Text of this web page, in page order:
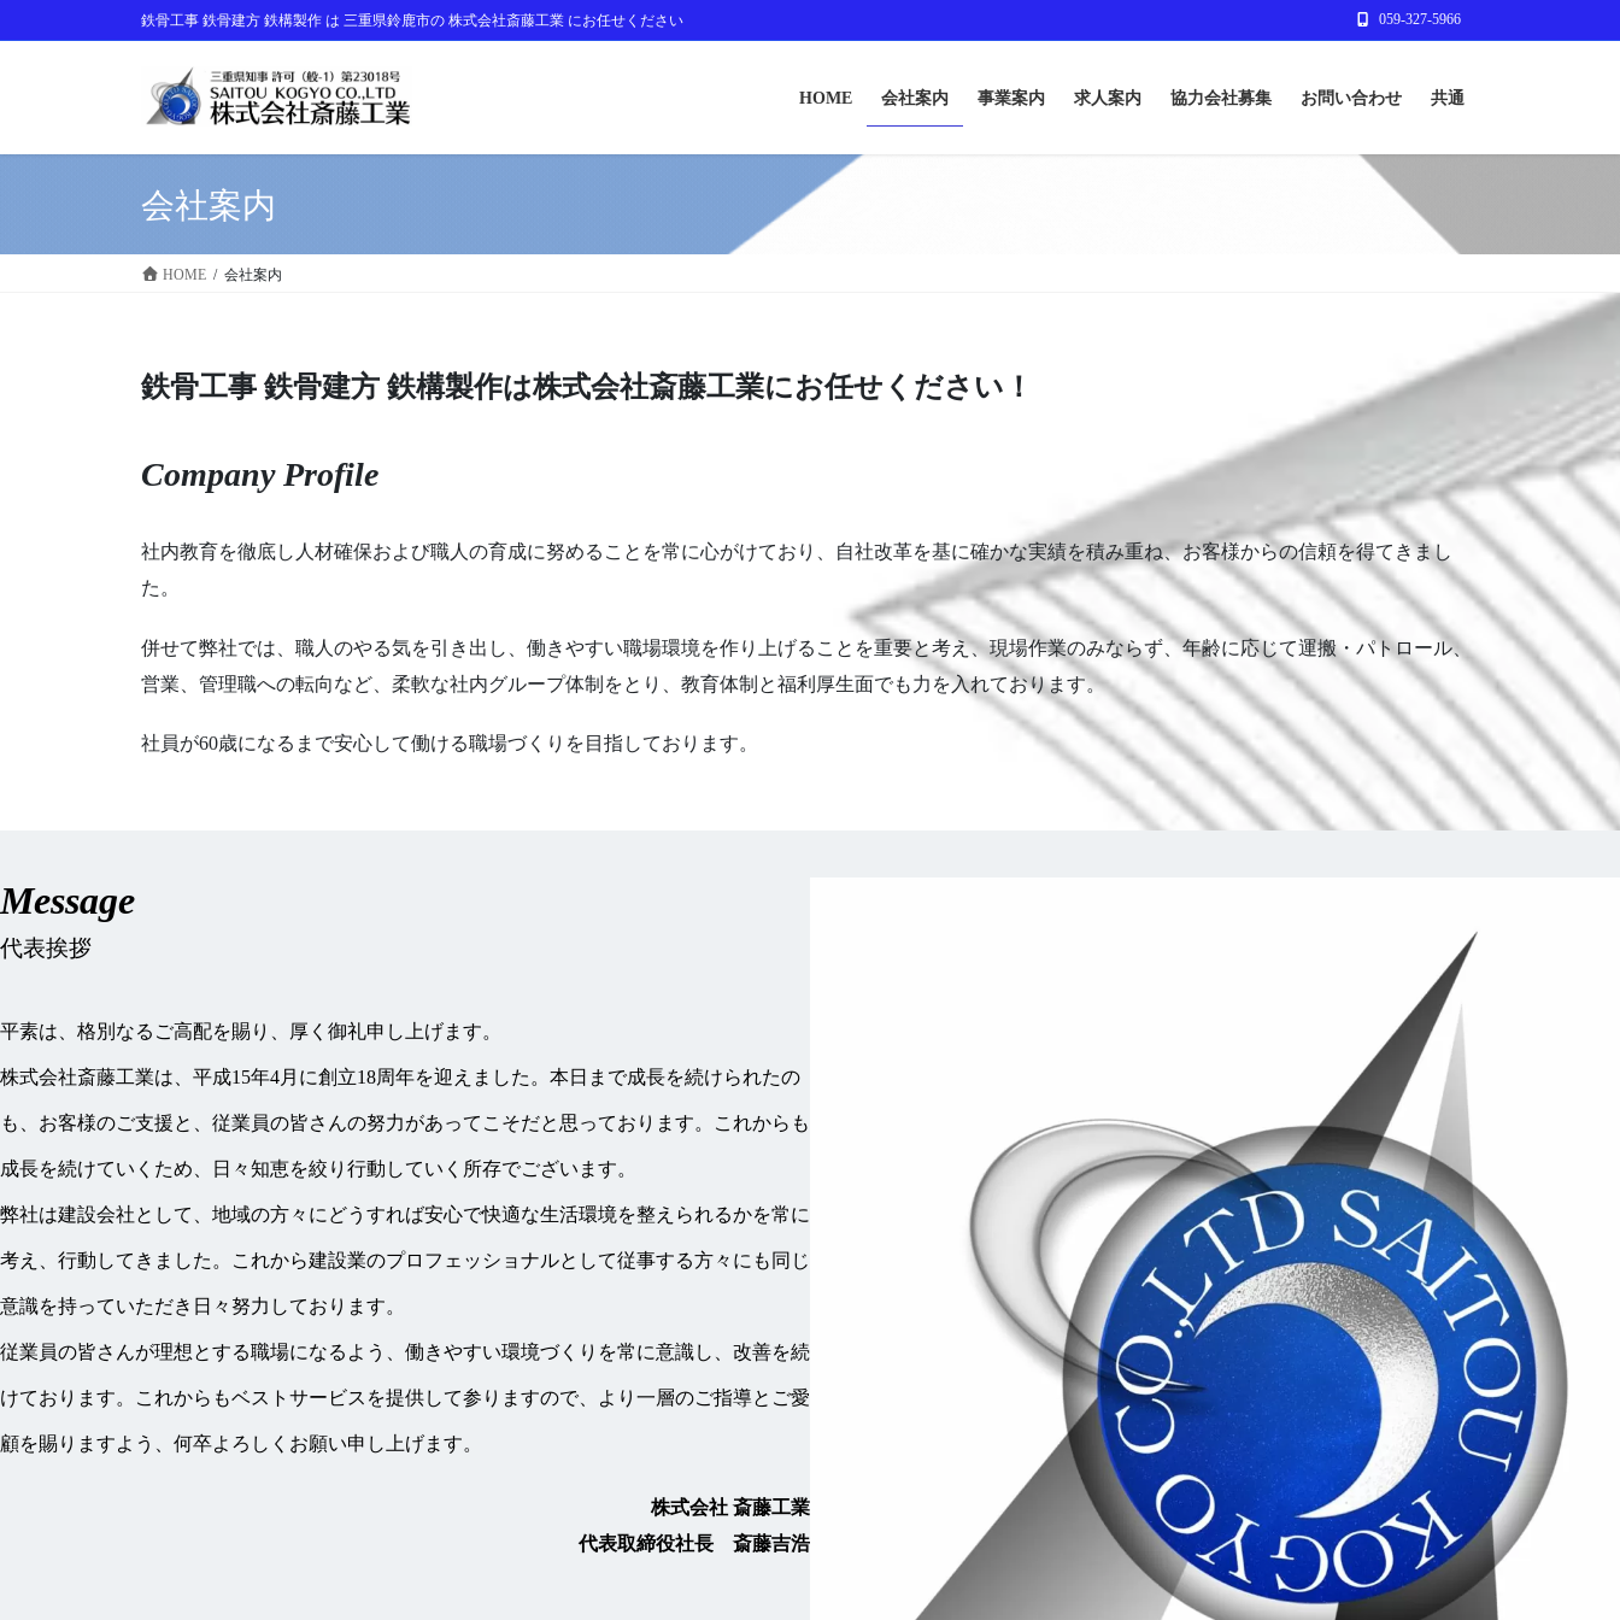
ン
に
ビ
ョ
鉄骨工事 鉄骨建方 鉄構製作 は 三重県鈴鹿市の 株式会社斎藤工業 にお任せください 059-327-5966
HOME 会社案内 事業案内 求人案内 協力会社募集 お問い合わせ 共通
会社案内
HOME 会社案内
鉄骨工事 鉄骨建方 鉄構製作は株式会社斎藤工業にお任せください！
Company Profile
社内教育を徹底し人材確保および職人の育成に努めることを常に心がけており、自社改革を基に確かな実績を積み重ね、お客様からの信頼を得てきまし
た。
併せて弊社では、職人のやる気を引き出し、働きやすい職場環境を作り上げることを重要と考え、現場作業のみならず、年齢に応じて運搬・パトロール、
営業、管理職への転向など、柔軟な社内グループ体制をとり、教育体制と福利厚生面でも力を入れております。
社員が60歳になるまで安心して働ける職場づくりを目指しております。
Message
代表挨拶
平素は、格別なるご高配を賜り、厚く御礼申し上げます。
株式会社斎藤工業は、平成15年4月に創立18周年を迎えました。本日まで成長を続けられたの
も、お客様のご支援と、従業員の皆さんの努力があってこそだと思っております。これからも
成長を続けていくため、日々知恵を絞り行動していく所存でございます。
弊社は建設会社として、地域の方々にどうすれば安心で快適な生活環境を整えられるかを常に
考え、行動してきました。これから建設業のプロフェッショナルとして従事する方々にも同じ
意識を持っていただき日々努力しております。
従業員の皆さんが理想とする職場になるよう、働きやすい環境づくりを常に意識し、改善を続
けております。これからもベストサービスを提供して参りますので、より一層のご指導とご愛
顧を賜りますよう、何卒よろしくお願い申し上げます。
株式会社 斎藤工業
代表取締役社長 斎藤吉浩